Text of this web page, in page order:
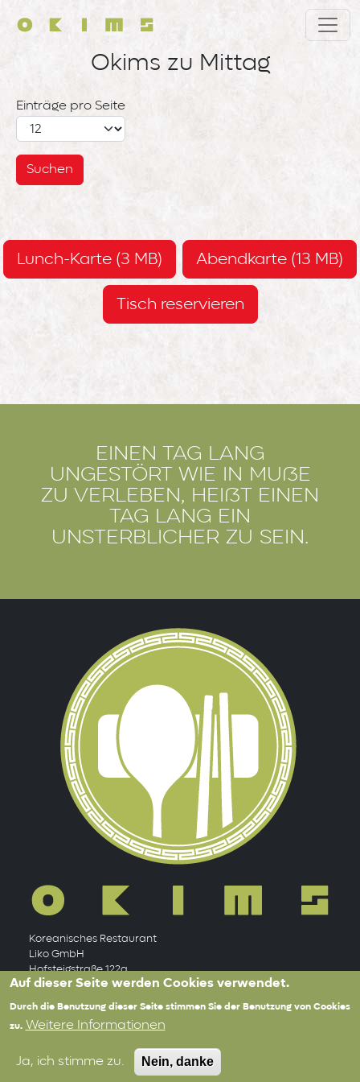
Okims zu Mittag
Einträge pro Seite
Lunch-Karte (3 MB) Abendkarte (13 MB)
Tisch reservieren
Einen Tag lang
ungestört wie in Muße
zu verleben, heißt einen
Tag lang ein
Unsterblicher zu sein.
Koreanisches Restaurant
Liko GmbH
Hofsteigstraße 122a
A-6971 Hard
Allgemeines
Impressum Lesenswertes
Auf dieser Seite werden Cookies verwendet.
Durch die Benutzung dieser Seite stimmen Sie der Benutzung von Cookies
zu. Weitere Informationen
Ja, ich stimme zu. Nein, danke